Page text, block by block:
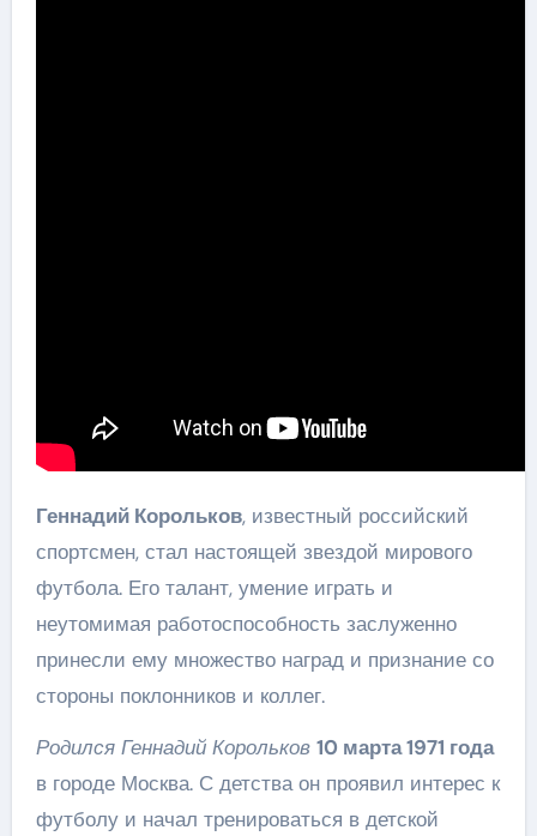
Геннадий Корольков, известный российский
спортсмен, стал настоящей звездой мирового
футбола. Его талант, умение играть и
неутомимая работоспособность заслуженно
принесли ему множество наград и признание со
стороны поклонников и коллег.
Родился Геннадий Корольков 10 марта 1971 года
в городе Москва. С детства он проявил интерес к
футболу и начал тренироваться в детской